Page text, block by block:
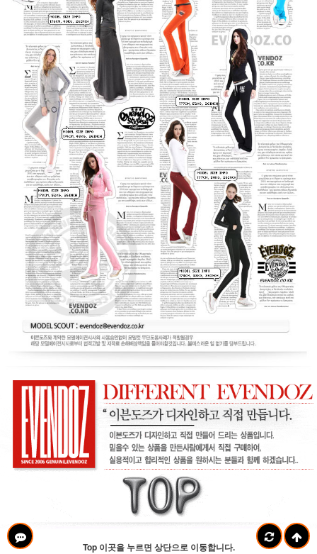
Top 이곳을 누르면 상단으로 이동합니다.